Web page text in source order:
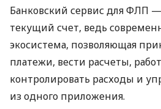
Банковский сервис для ФЛП —
текущий счет, ведь
экосистема, позволяющая
платежи, вести расчеты,
контролировать расходы и
из одного приложения.